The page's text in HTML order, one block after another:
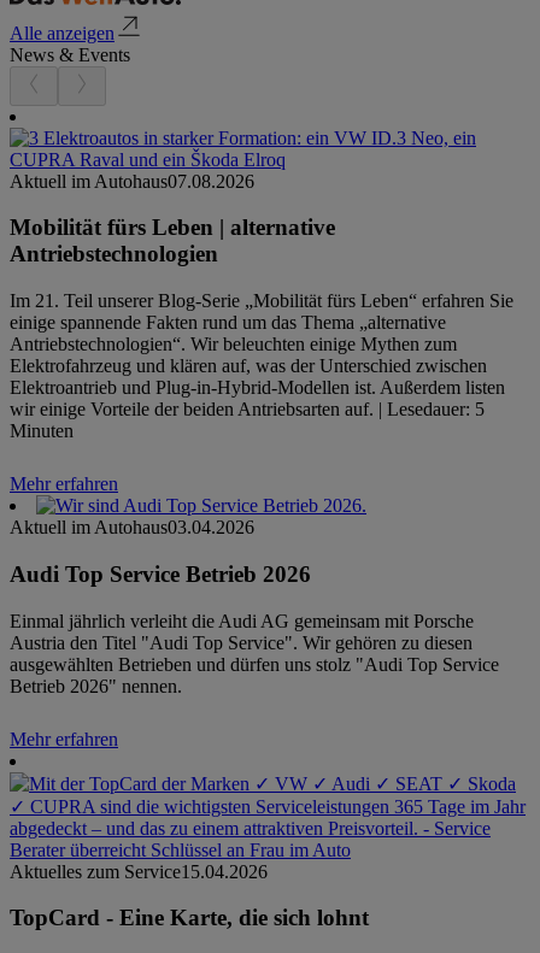
Alle anzeigen
News & Events
Aktuell im Autohaus07.08.2026
Mobilität fürs Leben | alternative
Antriebstechnologien
Im 21. Teil unserer Blog-Serie „Mobilität fürs Leben“ erfahren Sie
einige spannende Fakten rund um das Thema „alternative
Antriebstechnologien“. Wir beleuchten einige Mythen zum
Elektrofahrzeug und klären auf, was der Unterschied zwischen
Elektroantrieb und Plug-in-Hybrid-Modellen ist. Außerdem listen
wir einige Vorteile der beiden Antriebsarten auf. | Lesedauer: 5
Minuten
Mehr erfahren
Aktuell im Autohaus03.04.2026
Audi Top Service Betrieb 2026
Einmal jährlich verleiht die Audi AG gemeinsam mit Porsche
Austria den Titel "Audi Top Service". Wir gehören zu diesen
ausgewählten Betrieben und dürfen uns stolz "Audi Top Service
Betrieb 2026" nennen.
Mehr erfahren
Aktuelles zum Service15.04.2026
TopCard - Eine Karte, die sich lohnt